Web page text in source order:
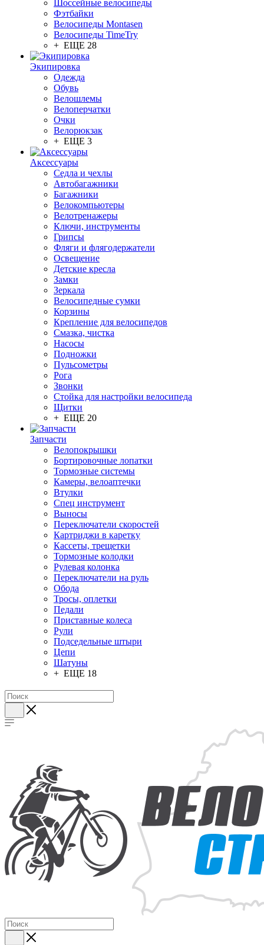
Шоссейные велосипеды
Фэтбайки
Велосипеды Montasen
Велосипеды TimeTry
+ ЕЩЕ 28
Экипировка
Одежда
Обувь
Велошлемы
Велоперчатки
Очки
Велорюкзак
+ ЕЩЕ 3
Аксессуары
Седла и чехлы
Автобагажники
Багажники
Велокомпьютеры
Велотренажеры
Ключи, инструменты
Грипсы
Фляги и флягодержатели
Освещение
Детские кресла
Замки
Зеркала
Велосипедные сумки
Корзины
Крепление для велосипедов
Смазка, чистка
Насосы
Подножки
Пульсометры
Рога
Звонки
Стойка для настройки велосипеда
Щитки
+ ЕЩЕ 20
Запчасти
Велопокрышки
Бортировочные лопатки
Тормозные системы
Камеры, велоаптечки
Втулки
Спец инструмент
Выносы
Переключатели скоростей
Картриджи в каретку
Кассеты, трещетки
Тормозные колодки
Рулевая колонка
Переключатели на руль
Обода
Тросы, оплетки
Педали
Приставные колеса
Рули
Подседельные штыри
Цепи
Шатуны
+ ЕЩЕ 18